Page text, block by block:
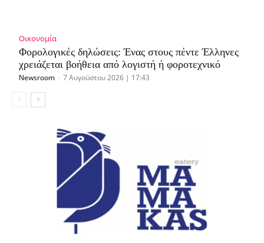
Οικονομία
Φορολογικές δηλώσεις: Ένας στους πέντε Έλληνες
χρειάζεται βοήθεια από λογιστή ή φοροτεχνικό
Newsroom - 7 Αυγούστου 2026 | 17:43